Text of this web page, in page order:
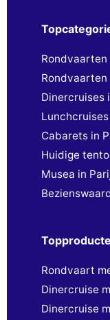
Rondvaarten
Rondvaarten
Dinercruises
Cabarets in
Huidige
Musea in
Rondvaart
Dinercruise
Dinercruise